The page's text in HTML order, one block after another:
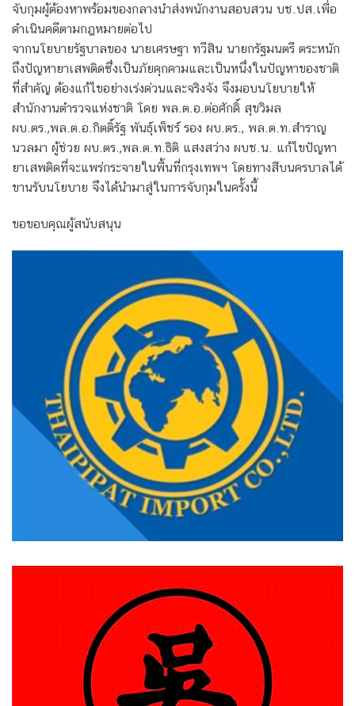
จับกุมผู้ต้องหาพร้อมของกลางนำส่งพนักงานสอบสวน บช.ปส.เพื่อ
ดำเนินคดีตามกฎหมายต่อไป
จากนโยบายรัฐบาลของ นายเศรษฐา ทวีสิน นายกรัฐมนตรี ตระหนัก
ถึงปัญหายาเสพติดซึ่งเป็นภัยคุกคามและเป็นหนึ่งในปัญหาของชาติ
ที่สำคัญ ต้องแก้ไขอย่างเร่งด่วนและจริงจัง จึงมอบนโยบายให้
สำนักงานตำรวจแห่งชาติ โดย พล.ต.อ.ต่อศักดิ์ สุขวิมล
ผบ.ตร.,พล.ต.อ.กิตติ์รัฐ พันธุ์เพ็ชร์ รอง ผบ.ตร., พล.ต.ท.สำราญ
นวลมา ผู้ช่วย ผบ.ตร.,พล.ต.ท.ธิติ แสงสว่าง ผบช.น. แก้ไขปัญหา
ยาเสพติดที่จะแพร่กระจายในพื้นที่กรุงเทพฯ โดยทางสืบนครบาลได้
ขานรับนโยบาย จึงได้นำมาสู่ในการจับกุมในครั้งนี้
ขอขอบคุณผู้สนับสนุน